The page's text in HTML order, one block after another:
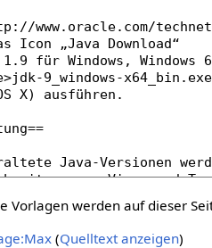
Vorlagen werden auf dieser
(Quelltext anzeigen)